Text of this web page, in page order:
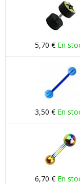
5,70 € En
3,50 € En
6,70 € En